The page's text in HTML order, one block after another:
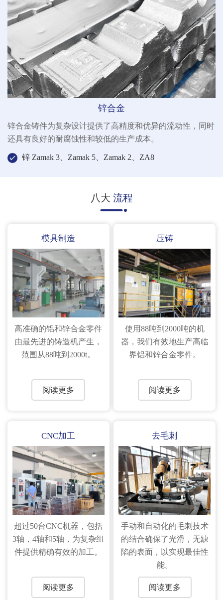
锌合金
锌合金铸件为复杂设计提供了高精度和优异的流动性，同时
还具有良好的耐腐蚀性和较低的生产成本。
锌 Zamak 3、Zamak 5、Zamak 2、ZA8
八大 流程
模具制造
高准确的铝和锌合金零件
由最先进的铸造机产生，
范围从88吨到2000t。
阅读更多
压铸
使用88吨到2000吨的机
器，我们有效地生产高临
界铝和锌合金零件。
阅读更多
CNC加工
超过50台CNC机器，包括
3轴，4轴和5轴，为复杂组
件提供精确有效的加工。
阅读更多
去毛刺
手动和自动化的毛刺技术
的结合确保了光滑，无缺
陷的表面，以实现最佳性
能。
阅读更多